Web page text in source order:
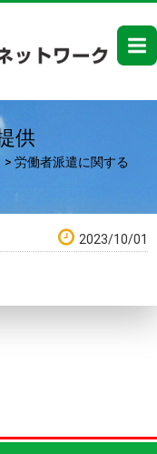
供
> 労働者派遣に関する
2023/10/01